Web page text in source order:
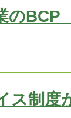
のBCP
ス制度